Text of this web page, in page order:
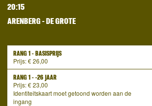
20:15
ARENBERG - DE GROTE
RANG 1 - BASISPRIJS
Prijs: € 26,00
RANG 1 - -26 JAAR
Prijs: € 23,00
Identiteitskaart moet getoond worden aan de
ingang